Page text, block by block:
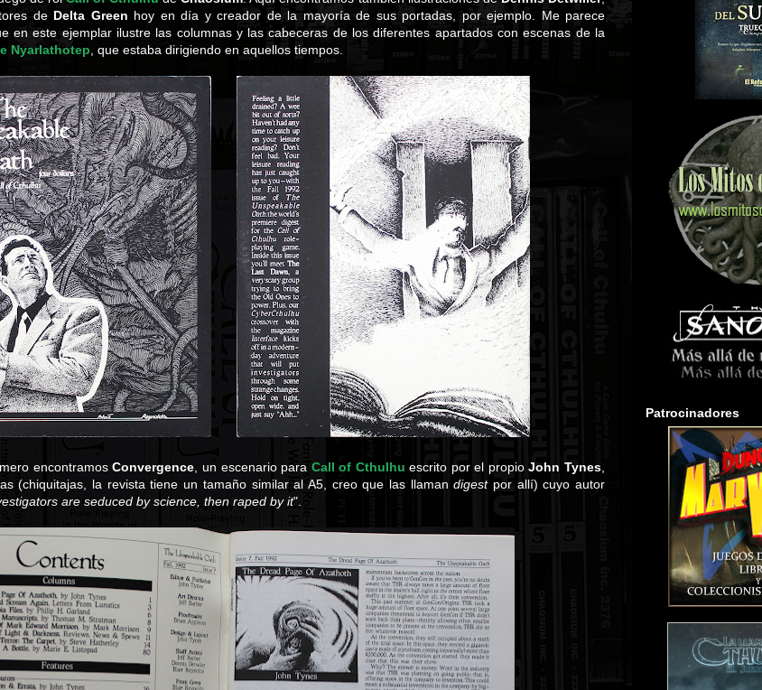
de Delta Green hoy en día y creador de la mayoría de sus portadas, por ejemplo. Me parece
en este ejemplar ilustre las columnas y las cabeceras de los diferentes apartados con escenas de la
Nyarlathotep , que estaba dirigiendo en aquellos tiempos.
encontramosConvergence , un escenario para Call of Cthulhu escrito por el propioJohn Tynes
(chiquitajas, la revista tiene un tamaño similar al A5, creo que las llamandigestpor allí) cuyo autor
are seduced by science, then raped by it".
Patrocinadores